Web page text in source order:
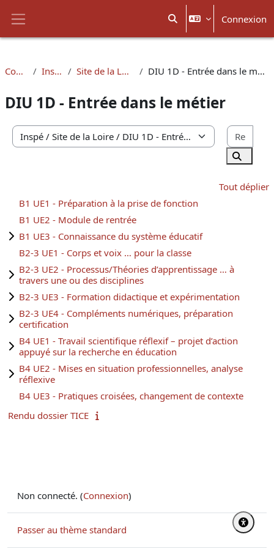
Activer/désactiver la
Connexion
Cours Inspé Site de la Loire DIU 1D - Entrée dans le métier
DIU 1D - Entrée dans le métier
Catégories de cours
Tout déplier
B1 UE1 - Préparation à la prise de fonction
B1 UE2 - Module de rentrée
B1 UE3 - Connaissance du système éducatif
B2-3 UE1 - Corps et voix … pour la classe
B2-3 UE2 - Processus/Théories d’apprentissage … à
travers une ou des disciplines
B2-3 UE3 - Formation didactique et expérimentation
B2-3 UE4 - Compléments numériques, préparation
certification
B4 UE1 - Travail scientifique réflexif – projet d’action
appuyé sur la recherche en éducation
B4 UE2 - Mises en situation professionnelles, analyse
réflexive
B4 UE3 - Pratiques croisées, changement de contexte
Rendu dossier TICE
Non connecté. (Connexion)
Passer au thème standard